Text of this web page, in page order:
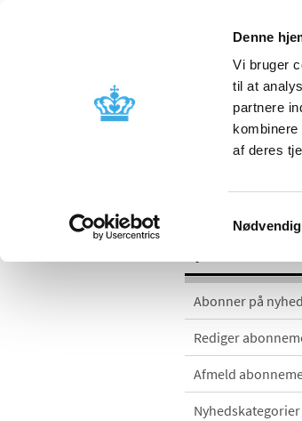
Denne
Vi bruger
til at
partnere
af deres
Nødvendig
Godkendelse og
Abonner på
Rediger
Afmeld
Nyhedskategorier